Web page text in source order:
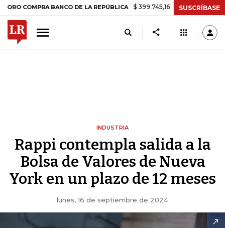
BANCO DE LA REPÚBLICA $ 399.745,16 +$ 2.295,71 +0,58%
SUSCRÍBASE
INDUSTRIA
Rappi contempla salida a la
Bolsa de Valores de Nueva
York en un plazo de 12 meses
lunes, 16 de septiembre de 2024